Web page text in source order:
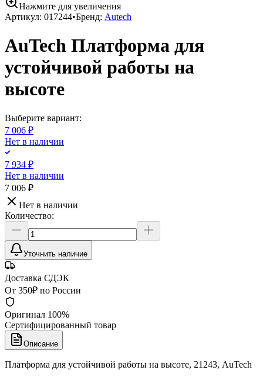
Нажмите для увеличения
Артикул: 017244•Бренд: Autech
AuTech Платформа для
устойчивой работы на
высоте
Выберите вариант:
7 006 ₽
Нет в наличии
7 934 ₽
Нет в наличии
7 006 ₽
Нет в наличии
Количество:
Уточнить наличие
Доставка СДЭК
От 350₽ по России
Оригинал 100%
Сертифицированный товар
Описание
Платформа для устойчивой работы на высоте, 21243, AuTech